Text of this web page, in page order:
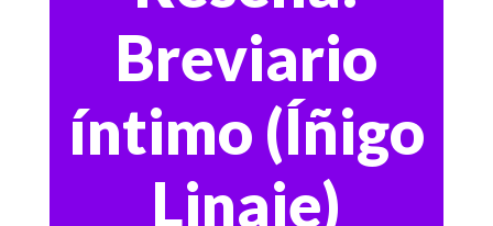
Breviario
íntimo (Íñigo
Linaje)